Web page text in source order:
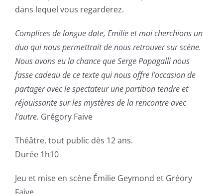
dans lequel vous regarderez.
Complices de longue date, Emilie et moi cherchions un
duo qui nous permettrait de nous retrouver sur scène.
Nous avons eu la chance que Serge Papagalli nous
fasse cadeau de ce texte qui nous offre l’occasion de
partager avec le spectateur une partition tendre et
réjouissante sur les mystères de la rencontre avec
l’autre. Grégory Faive
Théâtre, tout public dès 12 ans.
Durée 1h10
Jeu et mise en scène Émilie Geymond et Gréory